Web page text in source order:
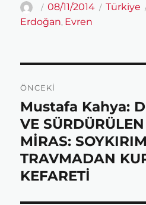
c
e
b
o
o
t
t
e
Yazar
Yayın
tarihi
08/11/2014 Türkiye
Erdoğan, Evren
gezinmesi
ÖNCEKI
Önceki
yazı:
Mustafa Kahya:
VE
MİRAS: SOYKIRIM
TRAVMADAN
KEFARETİ